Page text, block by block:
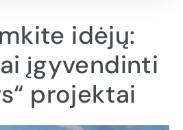
idėjų:
įgyvendinti
projektai